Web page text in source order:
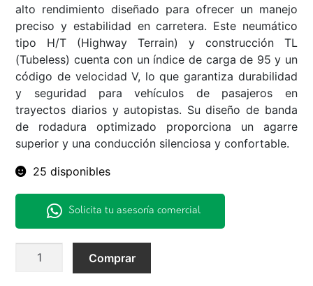
alto rendimiento diseñado para ofrecer un manejo
preciso y estabilidad en carretera. Este neumático
tipo H/T (Highway Terrain) y construcción TL
(Tubeless) cuenta con un índice de carga de 95 y un
código de velocidad V, lo que garantiza durabilidad
y seguridad para vehículos de pasajeros en
trayectos diarios y autopistas. Su diseño de banda
de rodadura optimizado proporciona un agarre
superior y una conducción silenciosa y confortable.
25 disponibles
Solicita tu asesoría comercial
225/50R18
Comprar